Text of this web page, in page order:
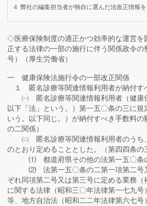
弊社の編集担当者が独自に選んだ法改正情報
◇医療保険制度の適正かつ効率的な運営を
正する法律の一部の施行に伴う関係政令
号）（厚生労働省）
一 健康保険法施行令の一部改正関係
１ 匿名診療等関連情報利用者が納付す
㈠ 匿名診療等関連情報利用者（健康保
以下「法」という。）第一五〇条の三に
いう。以下同じ。）が納付すべき手数料
の二関係）
㈡ 匿名診療等関連情報利用者のうち
のとおり定めることとした。（第四四条の
⑴ 都道府県その他の法第一五〇条の
⑵ 法第一五〇条の二第一項第二号又
ぞれ同項第二号又は第三号に定める業務
に関する法律（昭和三〇年法律第一七九
等、地方自治法（昭和二二年法律第六七